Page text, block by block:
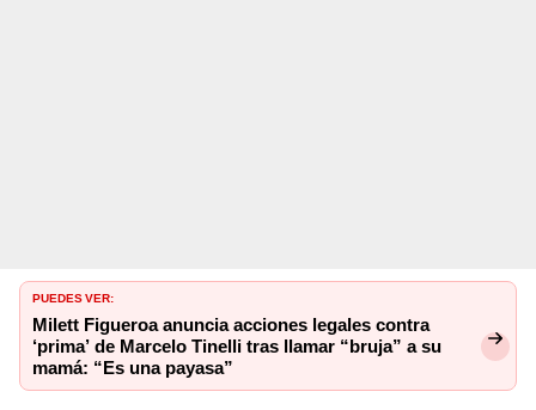
PUEDES VER:
Milett Figueroa anuncia acciones legales contra
‘prima’ de Marcelo Tinelli tras llamar “bruja” a su
mamá: “Es una payasa”